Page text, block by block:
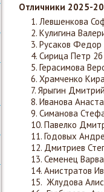
Отличники 2025-
Левшенкова
Кулигина
Русаков Федор
Сирица Петр 2б
Герасимова
Храмченко
Ярыгин
Иванова
Симанова
Павелко
Годовых
Дмитриев
Семенец
Анистратов
Жлудова